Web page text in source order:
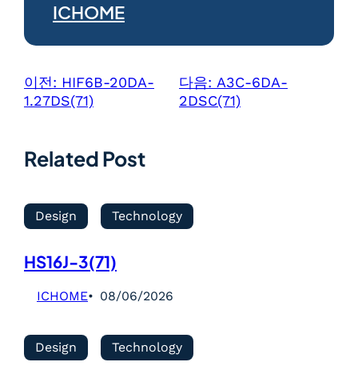
ICHOME
이전: HIF6B-20DA-
1.27DS(71)
다음: A3C-6DA-
2DSC(71)
Related Post
Design Technology
HS16J-3(71)
ICHOME 08/06/2026
Design Technology